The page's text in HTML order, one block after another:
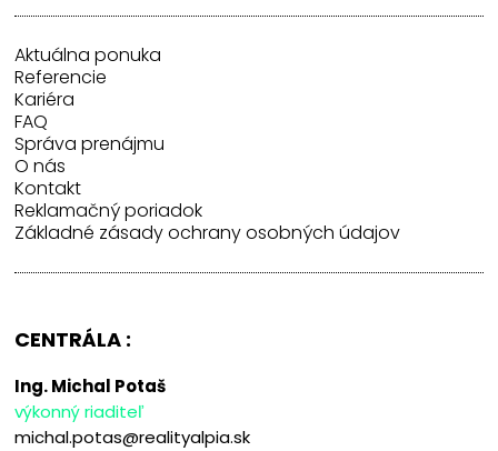
Aktuálna ponuka
Referencie
Kariéra
FAQ
Správa prenájmu
O nás
Kontakt
Reklamačný poriadok
Základné zásady ochrany osobných údajov
CENTRÁLA :
Ing. Michal Potaš
výkonný riaditeľ
michal.potas@realityalpia.sk